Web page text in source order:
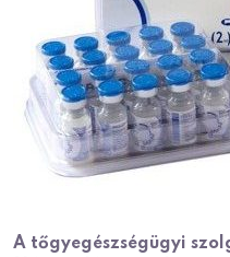
A tőgyegészségügyi